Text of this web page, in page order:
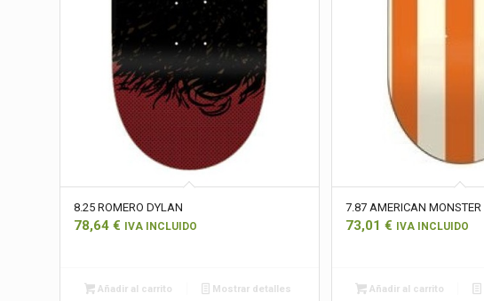
8.25 ROMERO DYLAN
78,64 € IVA INCLUIDO
Añadir al carrito Mostrar detalles
7.87 AMERICAN MONSTER
73,01 € IVA INCLUIDO
Añadir al carrito